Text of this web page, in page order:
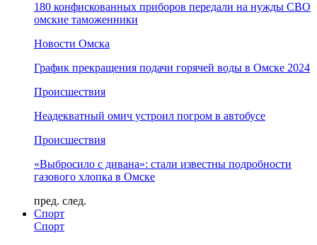
180 конфискованных приборов передали на нужды СВО
омские таможенники
Новости Омска
График прекращения подачи горячей воды в Омске 2024
Происшествия
Неадекватный омич устроил погром в автобусе
Происшествия
«Выбросило с дивана»: стали известны подробности
газового хлопка в Омске
пред. след.
Спорт
Спорт